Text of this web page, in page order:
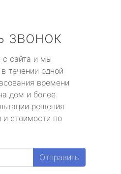
звонок
с сайта и мы
течении одной
времени
дом и более
решения
стоимости по
Отправить